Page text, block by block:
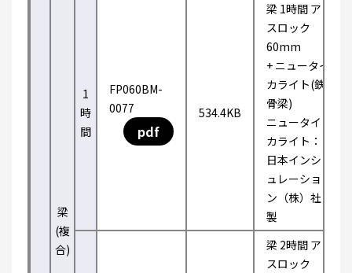
梁
(複
合)
1
時
間
FP060BM-
0077
pdf
534.4KB
梁 1時間 ア
スロック
60mm
+ ニュータイ
カライト(鉄
骨梁)
ニュータイ
カライト：
日本インシ
ュレーショ
ン（株）社
製
梁 2時間 ア
スロック